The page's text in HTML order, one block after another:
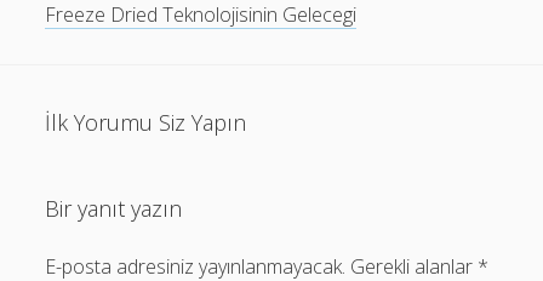
Freeze Dried Teknolojisinin Gelecegi
İlk Yorumu Siz Yapın
Bir yanıt yazın
E-posta adresiniz yayınlanmayacak. Gerekli alanlar *